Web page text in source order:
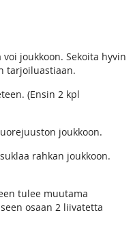
joukkoon. Sekoita hyvin
tarjoiluastiaan.
(Ensin 2 kpl
joukkoon.
rahkan joukkoon.
tulee muutama
osaan 2 liivatetta